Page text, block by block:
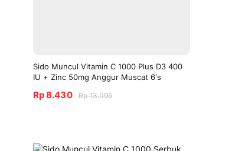
Sido Muncul Vitamin C 1000 Plus D3 400
IU + Zinc 50mg Anggur Muscat 6's
Rp 8.430 Rp 13.095